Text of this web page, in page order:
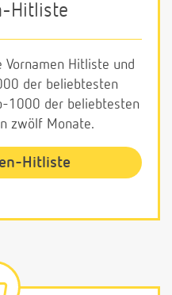
Hitliste
Hitliste und
der beliebtesten
1000 der beliebtesten
zwölf Monate.
Hitliste